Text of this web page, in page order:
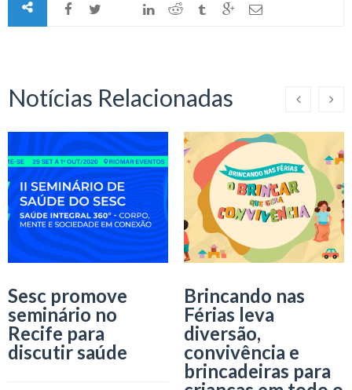
Notícias Relacionadas
Sesc promove
seminário no
Recife para
discutir saúde
Brincando nas
Férias leva
diversão,
convivência e
brincadeiras para